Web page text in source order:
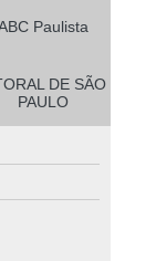
Paulista
DE SÃO
PAULO